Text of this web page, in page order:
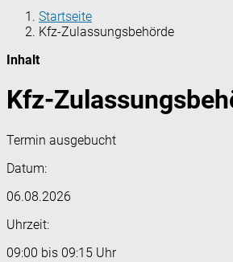
Startseite
Kfz-Zulassungsbehörde
Inhalt
Kfz-
Termin ausgebucht
Datum:
06.08.2026
Uhrzeit:
09:00 bis 09:15 Uhr